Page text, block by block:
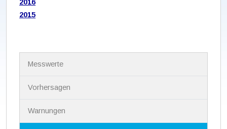
2016
2015
i
Messwerte
Vorhersagen
Warnungen